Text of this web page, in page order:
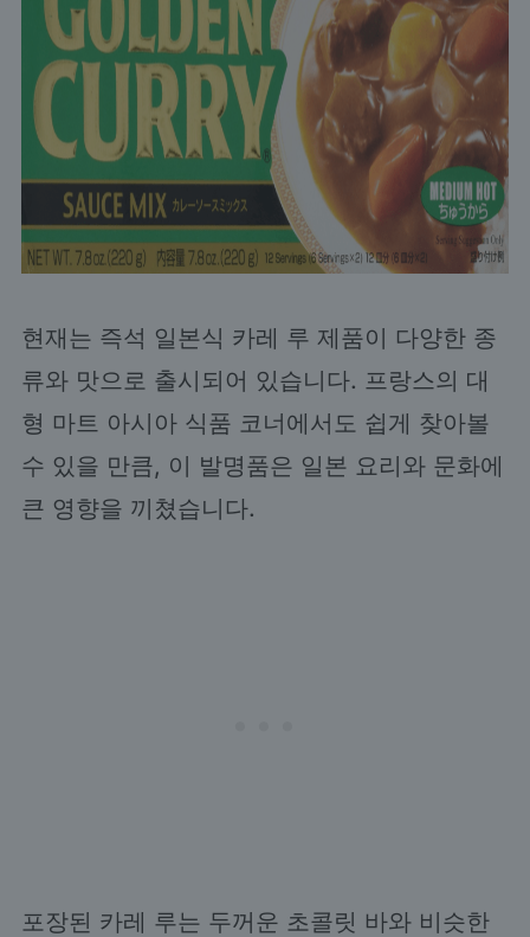
현재는 즉석 일본식 카레 루 제품이 다양한 종
류와 맛으로 출시되어 있습니다. 프랑스의 대
형 마트 아시아 식품 코너에서도 쉽게 찾아볼
수 있을 만큼, 이 발명품은 일본 요리와 문화에
큰 영향을 끼쳤습니다.
포장된 카레 루는 두꺼운 초콜릿 바와 비슷한